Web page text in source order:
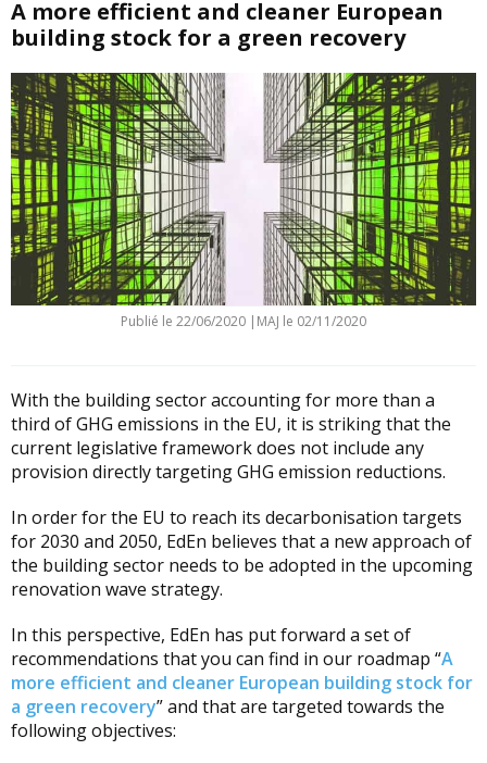
A more efficient and cleaner European
building stock for a green recovery
Publié le 22/06/2020 | MAJ le 02/11/2020
With the building sector accounting for more than a
third of GHG emissions in the EU, it is striking that the
current legislative framework does not include any
provision directly targeting GHG emission reductions.
In order for the EU to reach its decarbonisation targets
for 2030 and 2050, EdEn believes that a new approach of
the building sector needs to be adopted in the upcoming
renovation wave strategy.
In this perspective, EdEn has put forward a set of
recommendations that you can find in our roadmap “A
more efficient and cleaner European building stock for
a green recovery” and that are targeted towards the
following objectives: